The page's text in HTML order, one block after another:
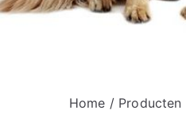
Home / Producten